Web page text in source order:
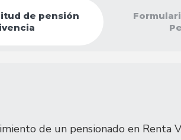
de pensión
de un pensionado en Renta